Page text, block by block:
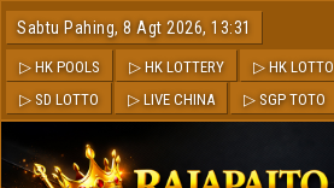
Sabtu Pahing, 8 Agt 2026, 13:31
▷ HK POOLS ▷ HK LOTTERY ▷ HK LOTTO
▷ SD LOTTO
▷ LIVE CHINA ▷ SGP TOTO